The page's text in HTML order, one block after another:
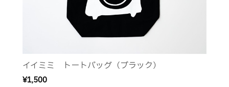
イイミミ トートバッグ（ブラック）
¥1,500